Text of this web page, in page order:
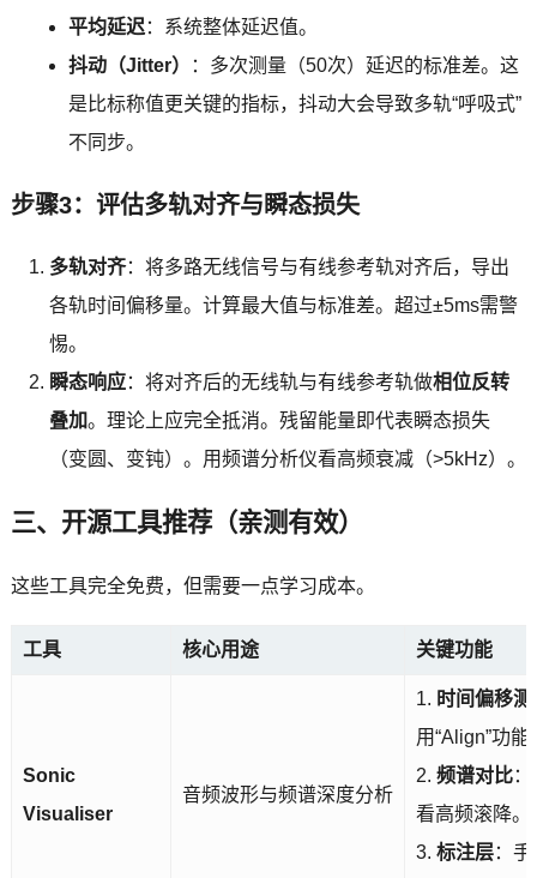
平均延迟：系统整体延迟值。
抖动（Jitter）
：多次测量（50次）延迟的标准差。这
是比标称值更关键的指标，抖动大会导致多轨“呼吸式”
不同步。
步骤3：评估多轨对齐与瞬态损失
多轨对齐：将多路无线信号与有线参考轨对齐后，导出
各轨时间偏移量。计算最大值与标准差。超过±5ms需警
惕。
瞬态响应：将对齐后的无线轨与有线参考轨做相位反转
叠加。理论上应完全抵消。残留能量即代表瞬态损失
（变圆、变钝）。用频谱分析仪看高频衰减（>5kHz）。
三、开源工具推荐（亲测有效）
这些工具完全免费，但需要一点学习成本。
工具 核心用途 关键功能
Sonic
Visualiser
音频波形与频谱深度分析
1. 时间偏移测
用“Align”功
2. 频谱对比：
看高频滚降。
3. 标注层：手